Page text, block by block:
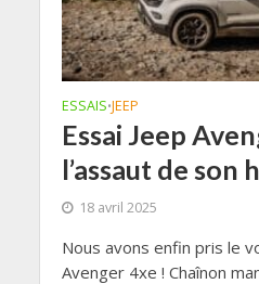
ESSAIS•JEEP
Essai Jeep
l’assaut de son
18 avril 2025
Nous avons enfin pris le
Avenger 4xe ! Chaînon